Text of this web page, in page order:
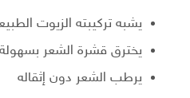
يشبه تركيبته الزيوت
يخترق قشرة الشعر
يرطب الشعر دون إثقاله